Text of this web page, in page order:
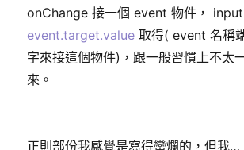
onChange 接一個 event 物件，
event.target.value 取得( event 名稱
字來接這個物件)，跟一般習慣上不太
來。
正則部份我感覺是寫得蠻爛的，但我…